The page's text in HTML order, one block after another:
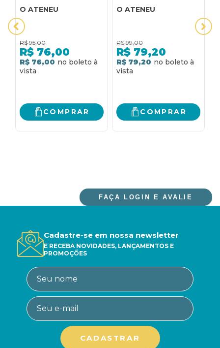
O ATENEU
R$ 95,00
R$ 76,00
R$ 76,00
COMPRAR
O ATENEU
R$ 99,00
R$ 79,20
R$ 79,20
COMPRAR
FAÇA LOGIN E AVALIE
Cadastre-se em nossa newsletter
E RECEBA NOVIDADES, LANÇAMENTOS E
PROMOÇÕES